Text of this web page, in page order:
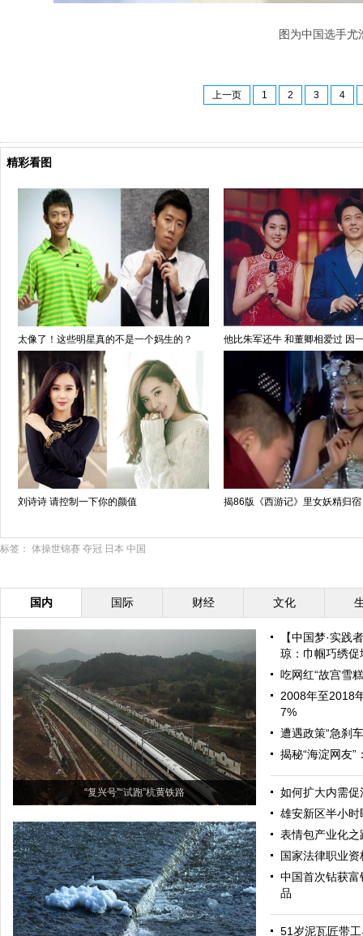
图为中国选手
上一页 1 2 3 4
精彩看图
太像了！这些明星真的不是一个妈生的？ 他比朱军还牛 和董卿相爱过 因
刘诗诗 请控制一下你的颜值 揭86版《西游记》里女妖精归
标签： 体操世锦赛 夺冠 日本 中国
国内 国际 财经 文化
“复兴号”“试跑”杭黄铁路
【中国梦·实践
琼：巾帼巧绣促
吃网红“故宫雪
2008年至2018
7%
遭遇政策“急刹
揭秘“海淀网友
如何扩大内需促
雄安新区半小
表情包产业化
国家法律职业
中国首次钻获
品
51岁泥瓦匠带